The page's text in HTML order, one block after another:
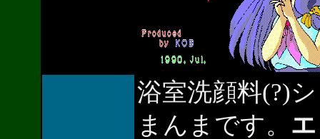
浴室洗顔料(?)
まんまです。